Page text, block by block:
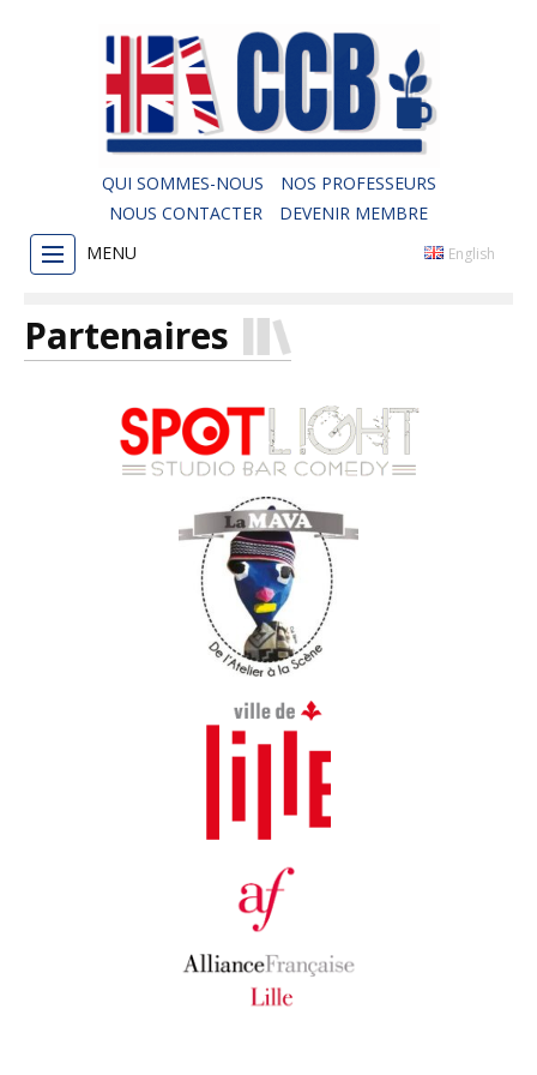
QUI SOMMES-NOUS
NOS PROFESSEURS
NOUS CONTACTER
DEVENIR MEMBRE
MENU
English
Partenaires